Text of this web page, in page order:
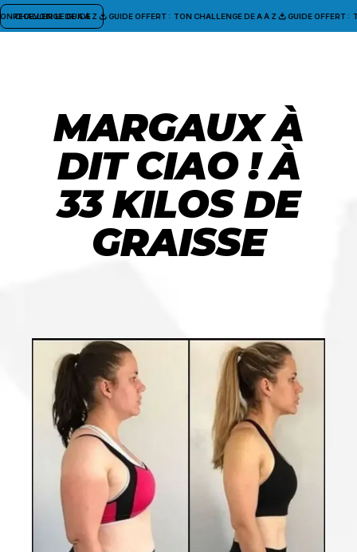
RECEVOIR LE GUIDE
CHALLENGE DE A À Z GUIDE OFFERT : TON CHALLENGE DE A À Z GUIDE OFFERT :
MARGAUX À
DIT CIAO ! À
33 KILOS DE
GRAISSE